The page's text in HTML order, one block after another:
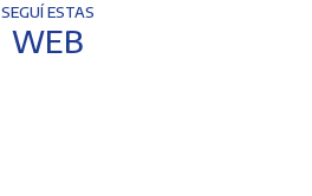
SEGUÍ ESTAS
WEB